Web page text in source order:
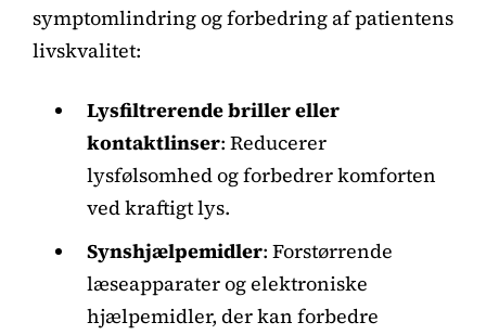
symptomlindring og forbedring af patientens
livskvalitet:
Lysfiltrerende briller eller
kontaktlinser: Reducerer
lysfølsomhed og forbedrer komforten
ved kraftigt lys.
Synshjælpemidler: Forstørrende
læseapparater og elektroniske
hjælpemidler, der kan forbedre